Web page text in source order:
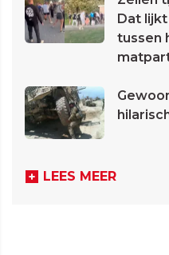
Dat
tussen
LEES MEER